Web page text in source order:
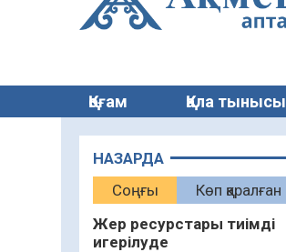
Қоғам Қала тынысы
НАЗАРДА
Соңғы
Көп қаралған
Жер ресурстары тиімді
игерілуде